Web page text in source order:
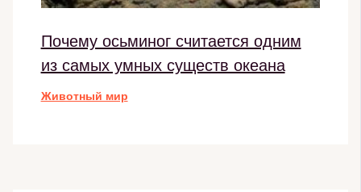
Почему осьминог считается одним
из самых умных существ океана
Животный мир